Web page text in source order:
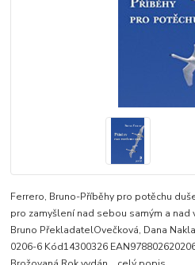
Ferrero, Bruno-Příběhy pro potěchu
pro zamyšlení nad sebou samým a nad
Bruno PřekladatelOvečková, Dana
0206-6 Kód14300326